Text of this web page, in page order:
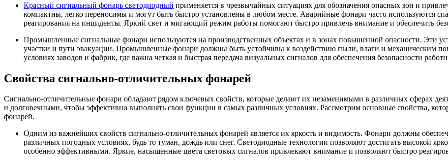
Красный сигнальный фонарь светодиодный применяется в чрезвычайных ситуациях для обозначения опасных зон и
компактны, легко переносимы и могут быть быстро установлены в любом месте. Аварийные фонари часто используются
реагирования на инциденты. Яркий свет и мигающий режим работы помогают быстро привлечь внимание и обеспечить
Промышленные сигнальные фонари используются на производственных объектах и в зонах повышенной опасности. Эти
участки и пути эвакуации. Промышленные фонари должны быть устойчивы к воздействию пыли, влаги и механическим
условиях заводов и фабрик, где важна четкая и быстрая передача визуальных сигналов для обеспечения безопасности
Свойства сигнально-отличительных фонарей
Сигнально-отличительные фонари обладают рядом ключевых свойств, которые делают их незаменимыми в различных сферах
и долговечными, чтобы эффективно выполнять свои функции в самых различных условиях. Рассмотрим основные свойства,
фонарей.
Одним из важнейших свойств сигнально-отличительных фонарей является их яркость и видимость. Фонари должны
различных погодных условиях, будь то туман, дождь или снег. Светодиодные технологии позволяют достигать высокой
особенно эффективными. Яркие, насыщенные цвета световых сигналов привлекают внимание и позволяют быстро